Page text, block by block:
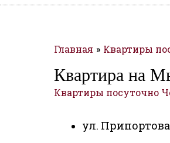
Главная Квартиры
Квартира на
Квартиры посуточно
ул.